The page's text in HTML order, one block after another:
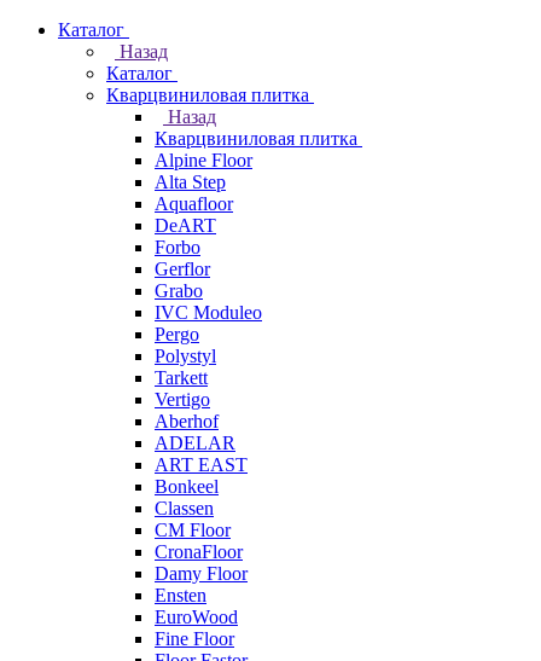
Каталог
Назад
Каталог
Кварцвиниловая плитка
Назад
Кварцвиниловая плитка
Alpine Floor
Alta Step
Aquafloor
DeART
Forbo
Gerflor
Grabo
IVC Moduleo
Pergo
Polystyl
Tarkett
Vertigo
Aberhof
ADELAR
ART EAST
Bonkeel
Classen
CM Floor
CronaFloor
Damy Floor
Ensten
EuroWood
Fine Floor